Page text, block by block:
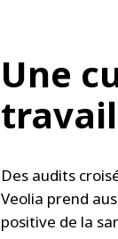
Une
travail
Des audits
Veolia prend
positive de la